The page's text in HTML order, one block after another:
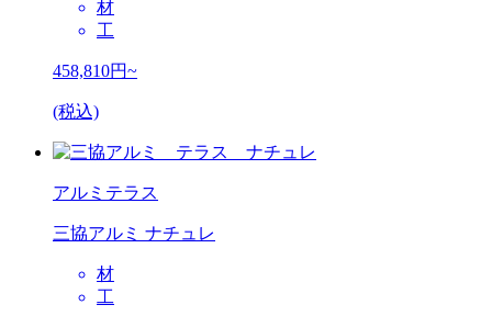
材
工
458,810円~
(税込)
アルミテラス
三協アルミ ナチュレ
材
工